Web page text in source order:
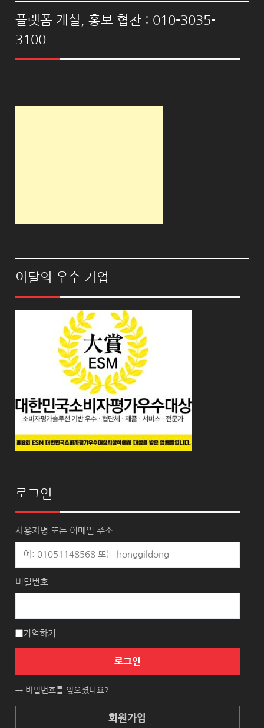
플랫폼 개설, 홍보 협찬 : 010-3035-
3100
이달의 우수 기업
로그인
사용자명 또는 이메일 주소
비밀번호
기억하기
로그인
→ 비밀번호를 잊으셨나요?
회원가입